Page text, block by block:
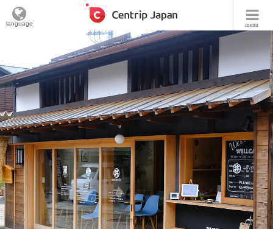
menu
language